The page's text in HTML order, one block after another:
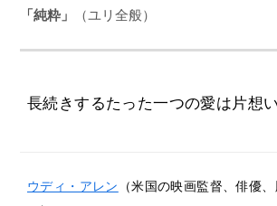
「純粋」 （ユリ全般）
長続きするたった一つの愛は片想い
ウディ・アレン
（米国の映画監督、俳優